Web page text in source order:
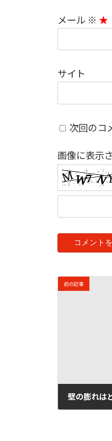
メール ※
サイト
次回のコ
画像に表示
前の記事
壁の膨れは